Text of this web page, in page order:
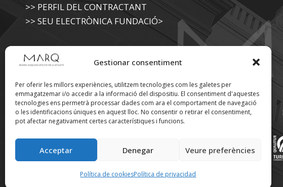
Gestionar consentiment
Per oferir les millors experiències, utilitzem tecnologies com les galetes per
emmagatzemar i/o accedir a la informació del dispositiu. El consentiment d'aquestes
tecnologies ens permetrà processar dades com ara el comportament de navegació
o les identificacions úniques en aquest lloc. No consentir o retirar el consentiment,
pot afectar negativament certes característiques i funcions.
Acceptar Denegar Veure preferències
Política de cookiesPolítica de privacidad
>> PERFIL DEL CONTRACTANT
>> SEU ELECTRÒNICA FUNDACIÓ>
>> SEU ELECTRÒNICA DIPUTACIÓ
Suscríbete a nuestra
Newsletter